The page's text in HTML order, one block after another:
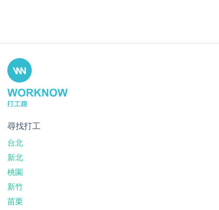
尋找打工
台北
新北
桃園
新竹
苗栗